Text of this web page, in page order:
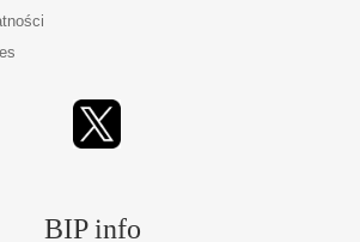
BIP info